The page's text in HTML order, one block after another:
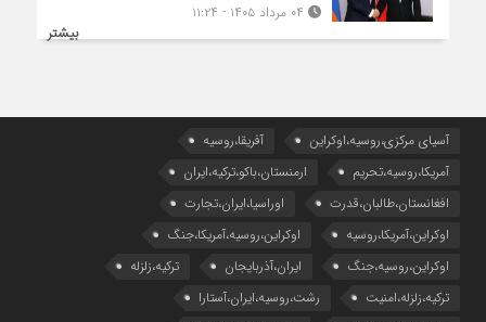
بیشتر
آسیای مرکزی،روسیه،اوکراین
آفریقا،روسیه
آمریکا،روسیه،تحریم
ارمنستان،باکو،ترکیه،ایران
افغانستان،طالبان،قدرت
اوراسیا،ایران،تجارت
اوکراین،آمریکا،روسیه
اوکراین،روسیه،آمریکا،جنگ
اوکراین،روسیه،جنگ
ایران،آذربایجان
ترکیه،زلزله
ترکیه،زلزله،امنیت
رشت،روسیه،ایران،آستارا